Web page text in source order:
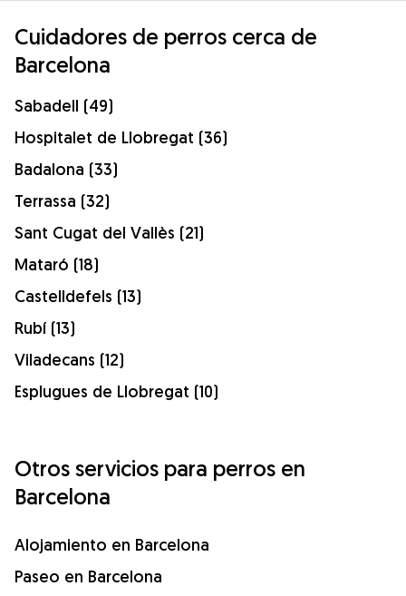
Cuidadores de perros cerca de
Barcelona
Sabadell (49)
Hospitalet de Llobregat (36)
Badalona (33)
Terrassa (32)
Sant Cugat del Vallès (21)
Mataró (18)
Castelldefels (13)
Rubí (13)
Viladecans (12)
Esplugues de Llobregat (10)
Otros servicios para perros en
Barcelona
Alojamiento en Barcelona
Paseo en Barcelona